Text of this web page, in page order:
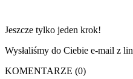
Jeszcze tylko jeden krok!
Wysłaliśmy do Ciebie e-mail z
KOMENTARZE (0)